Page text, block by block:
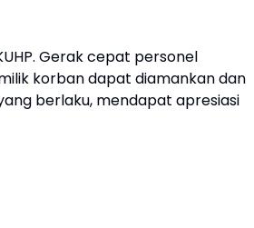
Gerak cepat personel
korban dapat diamankan dan
berlaku, mendapat apresiasi